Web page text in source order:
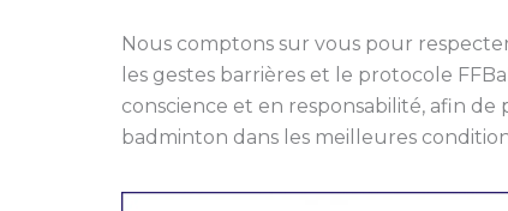
Nous comptons sur vous pour
les gestes barrières et le protocole
conscience et en responsabilité, afin
badminton dans les meilleures